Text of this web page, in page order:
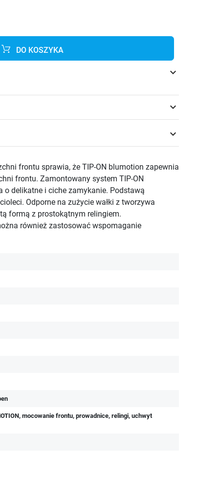
DO KOSZYKA
keyboard_arrow_down
keyboard_arrow_down
keyboard_arrow_down
frontu sprawia, że TIP-ON blumotion zapewnia
frontu. Zamontowany system TIP-ON
delikatne i ciche zamykanie. Podstawą
Odporne na zużycie wałki z tworzywa
formą z prostokątnym relingiem.
również zastosować wspomaganie
mocowanie frontu, prowadnice, relingi, uchwyt